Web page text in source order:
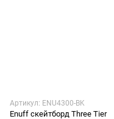
Артикул: ENU4300-BK
Enuff скейтборд Three Tier